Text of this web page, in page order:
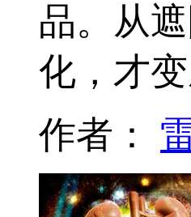
品。从
化，才
作者：